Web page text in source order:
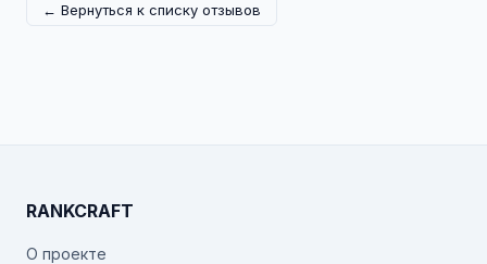
← Вернуться к списку отзывов
RANKCRAFT
О проекте